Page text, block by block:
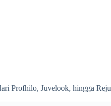
Profhilo, Juvelook, hingga